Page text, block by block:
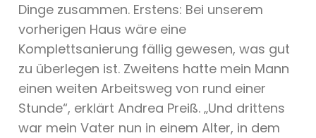
Dinge zusammen. Erstens: Bei unserem
vorherigen Haus wäre eine
Komplettsanierung fällig gewesen, was gut
zu überlegen ist. Zweitens hatte mein Mann
einen weiten Arbeitsweg von rund einer
Stunde“, erklärt Andrea Preiß. „Und drittens
war mein Vater nun in einem Alter, in dem